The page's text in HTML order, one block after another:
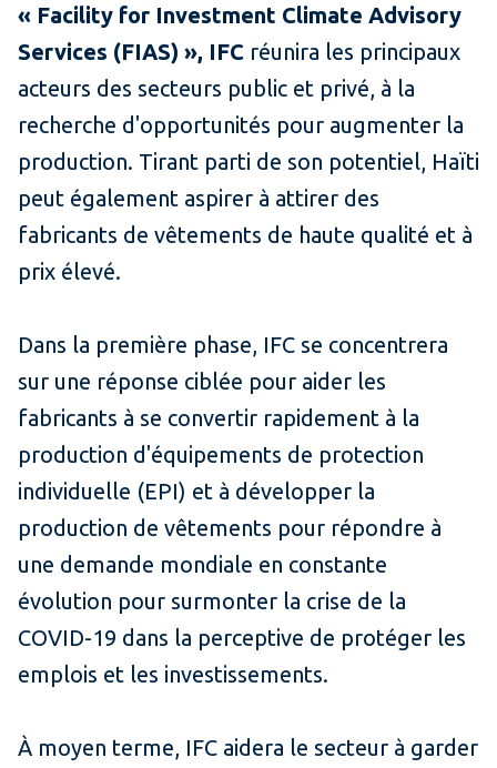
« Facility for Investment Climate Advisory
Services (FIAS) », IFC réunira les principaux
acteurs des secteurs public et privé, à la
recherche d'opportunités pour augmenter la
production. Tirant parti de son potentiel, Haïti
peut également aspirer à attirer des
fabricants de vêtements de haute qualité et à
prix élevé.
Dans la première phase, IFC se concentrera
sur une réponse ciblée pour aider les
fabricants à se convertir rapidement à la
production d'équipements de protection
individuelle (EPI) et à développer la
production de vêtements pour répondre à
une demande mondiale en constante
évolution pour surmonter la crise de la
COVID-19 dans la perceptive de protéger les
emplois et les investissements.
À moyen terme, IFC aidera le secteur à garder